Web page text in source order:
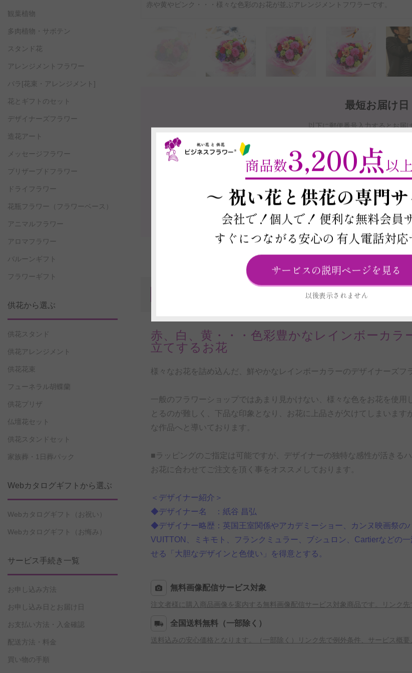
最短お届け日
以下に郵便番号入力するとお届
本ページ下部
※最短お届け日以降であれば、お
お届け日と在庫検索
この商品の在庫・お
赤や黄やピンク・・・様々な色彩のお花が並ぶアレンジメントフワラーです。
赤、白、黄・・・色彩豊かなレインボーカ
立てするお花
様々なお花を詰め込んだ、鮮やかなレインボーカラーのデザイナーズフ
一般のフラワーショップではあまり見かけない、様々な色をお花を使
とるのが難しく、下品な印象となり、お花に上品さが欠けてしまいま
な作品へと導いております。
■ラッピングのご指定は可能ですが、デザイナーの独特な感性が活きる
お花に合わせてご注文を頂く事をオススメしております。
＜デザイナー紹介＞
◆デザイナー名 ：紙谷 昌弘
◆デザイナー略歴：英国王室関係やアカデミーショー、カンヌ映画祭の
VUITTON、ミキモト、フランクミュラー、ブシュロン、Cartierなどの
せる「大胆なデザインと色使い」を得意とする。
無料画像配信サービス対象
注文者様に購入商品画像を案内する無料画像配信サービス対象商品です。リンク
全国送料無料（一部除く）
送料込みの安心価格となります。（一部除く）リンク先で例外条件、サービス概要
観葉植物
多肉植物・サボテン
スタンド花
アレンジメントフラワー
バラ[花束・アレンジメント]
花とギフトのセット
デザイナーズフラワー
造花アート
メッセージフラワー
プリザーブドフラワー
ドライフラワー
花瓶フラワー （フラワーベース）
アニマルフラワー
アロマフラワー
バルーンギフト
フラワーギフト
供花から選ぶ
供花スタンド
供花アレンジメント
供花花束
フューネラル胡蝶蘭
供花プリザ
仏壇花セット
供花スタンドセット
家族葬・1日葬パック
Webカタログギフトから選ぶ
Webカタログギフト（お祝い）
Webカタログギフト（お悔み）
サービス手続き一覧
お申し込み方法
お申し込み日とお届け日
お支払い方法・入金確認
配送方法・料金
買い物の手順
商品数3,200点以
～ 祝い花と供花の専門
会社で！個人で！ 便利な無料会員
すぐにつながる安心の 有人電話対応
サービスの説明ページを見る
以後表示されません